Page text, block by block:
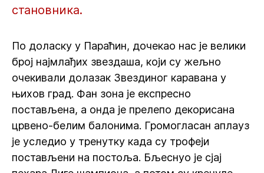
становника.
По доласку у Параћин, дочекао нас је велики
број најмлађих звездаша, који су жељно
очекивали долазак Звездиног каравана у
њихов град. Фан зона је експресно
постављена, а онда је прелепо декорисана
црвено-белим балонима. Громогласан аплауз
је уследио у тренутку када су трофеји
постављени на постоља. Бљеснуо је сјај